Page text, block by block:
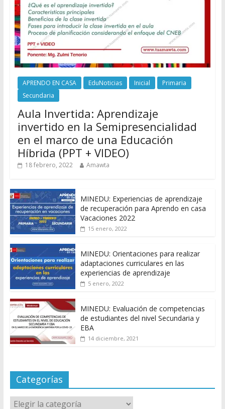
APRENDO EN CASA EduNoticias Inicial
Primaria
Secundaria
Aula Invertida: Aprendizaje
invertido en la Semipresencialidad
en el marco de una Educación
Híbrida (PPT + VIDEO)
18 febrero, 2022 Amawta
MINEDU: Experiencias de aprendizaje
de recuperación para Aprendo en casa
Vacaciones 2022
15 enero, 2022
MINEDU: Orientaciones para realizar
adaptaciones curriculares en las
experiencias de aprendizaje
5 enero, 2022
MINEDU: Evaluación de competencias
de estudiantes del nivel Secundaria y
EBA
14 diciembre, 2021
Categorías
Categorías